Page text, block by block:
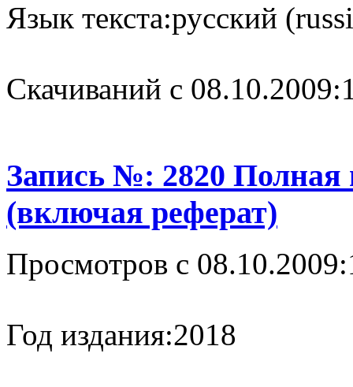
Язык текста:русский
Cкачиваний с 08.10.2009:
Запись №: 2820 Полная
(включая реферат)
Просмотров с 08.10.2009:
Год издания:2018